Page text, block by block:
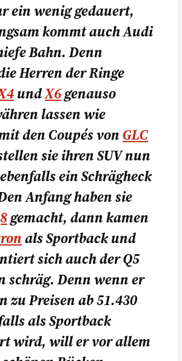
ein wenig gedauert,
kommt auch Audi
Bahn. Denn
Herren der Ringe
undX6genauso
lassen wie
den Coupés vonGLC
sie ihren SUV nun
ein Schrägheck
Anfang haben sie
gemacht, dann kamen
als Sportback und
sich auch der Q5
schräg. Denn wenn er
zu Preisen ab 51.430
als Sportback
wird, will er vor allem